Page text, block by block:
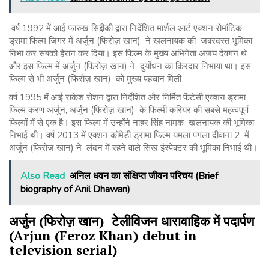
वर्ष 1992 में आई फारुख सिद्दीकी द्वारा निर्देशित मार्शल आर्ट एक्शन रोमांटिक
ड्रामा फिल्म जिगर में अर्जुन (फिरोज़ खान) ने खलनायक की जबरदस्त भूमिका
निभा कर सबको हैरान कर दिया। इस फिल्म के मुख्य अभिनेता अजय देवगन थे
और इस फिल्म में अर्जुन (फिरोज़ खान) ने दुर्योधन का किरदार निभाया था। इस
फिल्म से भी अर्जुन (फिरोज़ खान) को मुख्य पहचान मिली
वर्ष 1995 में आई राकेश रोशन द्वारा निर्देशित और निर्मित फेंटेसी एक्शन ड्रामा
फिल्म करण अर्जुन, अर्जुन (फिरोज़ खान) के फिल्मी करियर की सबसे महत्वपूर्ण
फिल्मों में से एक है। इस फिल्म में उन्होंने नाहर सिंह नामक खलनायक की भूमिका
निभाई थी। वर्ष 2013 में एक्शन कॉमेडी ड्रामा फिल्म यमला पगला दीवाना 2 में
अर्जुन (फिरोज़ खान) ने लंदन में रहने वाले सिख इंस्पेक्टर की भूमिका निभाई थी।
Also Read अनिल धवन का संक्षिप्त जीवन परिचय (Brief
biography of Anil Dhawan)
अर्जुन(फिरोज़ खान)टेलीविजन धारावाहिक में पदार्पण
(Arjun (Feroz Khan) debut in
television serial)